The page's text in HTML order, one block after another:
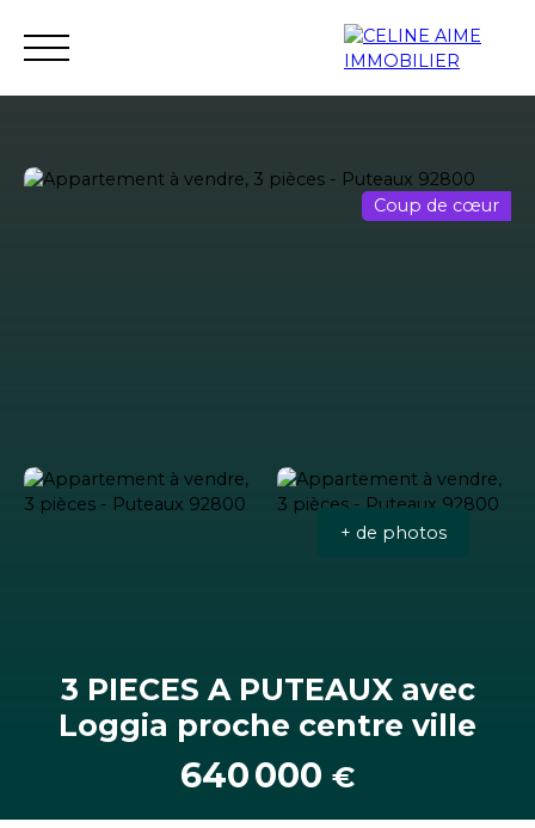
Coup de cœur
+ de photos
3 PIECES A PUTEAUX avec
Loggia proche centre ville
640 000 €